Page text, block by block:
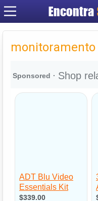
Encontra
monitoramento